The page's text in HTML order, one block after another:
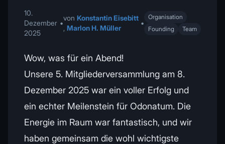
10.
Dezember
2025
•
vonKonstantin Eisebitt
,Marlon H. Müller
•
Organisation
Founding
Team
Wow, was für ein Abend!
Unsere 5. Mitgliederversammlung am 8.
Dezember 2025 war ein voller Erfolg und
ein echter Meilenstein für Odonatum. Die
Energie im Raum war fantastisch, und wir
haben gemeinsam die wohl wichtigste